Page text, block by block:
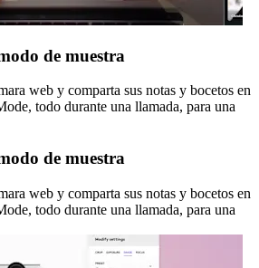
de muestra
web y comparta sus notas y bocetos en
todo durante una llamada, para una
de muestra
web y comparta sus notas y bocetos en
todo durante una llamada, para una